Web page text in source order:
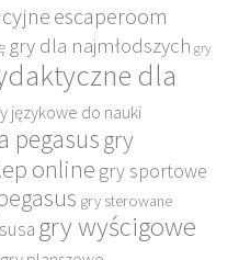
escaperoom
gry dla najmłodszych gry
dla
językowe do nauki
pegasus gry
online gry sportowe
gry sterowane
gry wyścigowe